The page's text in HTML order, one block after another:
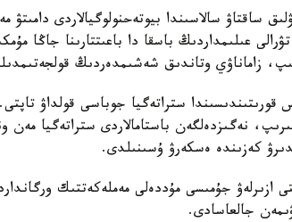
ساقتاۋ سالاسىندا بيوتەحنولوگيالاردى دامىتۋ
عىلىمداردىڭ باسقا دا باعىتتارىنا جاڭا
زاماناۋي وتاندىق شەشىمدەردىڭ
قورىتىندىسىندا ستراتەگيا جوباسى قولداۋ
نەگىزدەلگەن باستامالاردى ستراتەگيا
كەزىندە ەسكەرۋ ۇسىنىلدى.
ازىرلەۋ جۇمىسى مۇددەلى مەملەكەتتىك
جالعاسادى.